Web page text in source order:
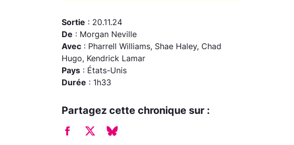
Sortie : 20.11.24
De : Morgan Neville
Avec : Pharrell Williams, Shae Haley, Chad
Hugo, Kendrick Lamar
Pays : États-Unis
Durée : 1h33
Partagez cette chronique sur :